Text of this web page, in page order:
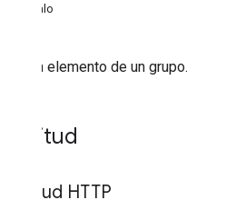
Pruébalo
Quita un elemento de un grupo.
Solicitud
Solicitud HTTP